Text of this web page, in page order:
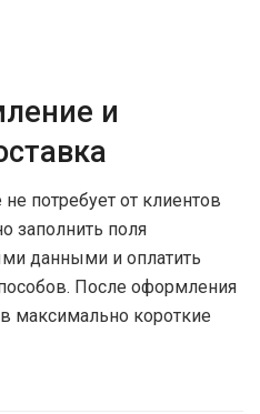
и
потребует от клиентов
заполнить поля
данными и оплатить
После оформления
максимально короткие